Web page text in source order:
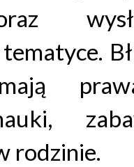
rodzinie.